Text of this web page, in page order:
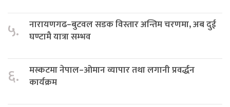
५.
नारायणगढ–बुटवल सडक विस्तार अन्तिम चरणमा, अब दुई
घण्टामै यात्रा सम्भव
६.
मस्कटमा नेपाल–ओमान व्यापार तथा लगानी प्रवर्द्धन
कार्यक्रम